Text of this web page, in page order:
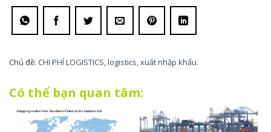
Chủ đề: CHI PHÍ LOGISTICS,logistics,xuất nhập khẩu.
Có thể bạn quan tâm: